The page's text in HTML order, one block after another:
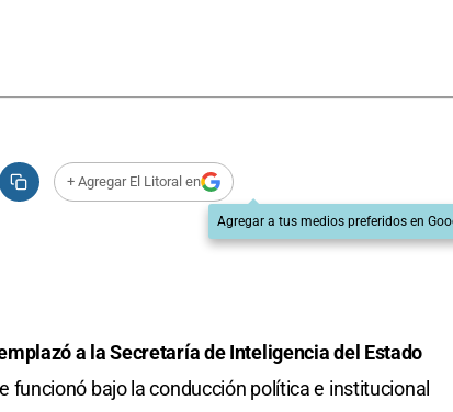
+ Agregar El Litoral en
Agregar a tus medios preferidos en
a la Secretaría de Inteligencia del Estado
funcionó bajo la conducción política e institucional